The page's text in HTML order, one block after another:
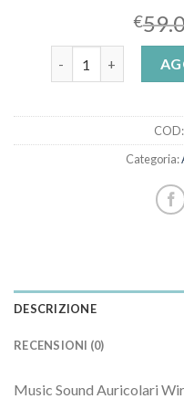
€
COD:
Categoria:
DESCRIZIONE
RECENSIONI (0)
Music Sound Auricolari